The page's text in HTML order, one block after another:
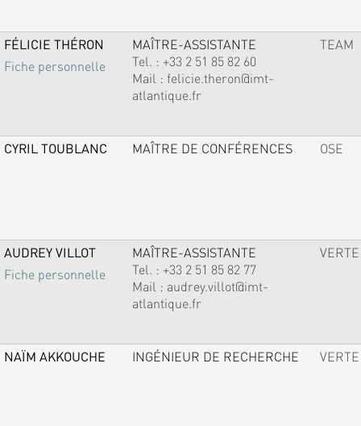
FÉLICIE THÉRON
Fiche personnelle
MAÎTRE-ASSISTANTE
Tel. : +33 2 51 85 82 60
Mail : felicie.theron@imt-
atlantique.fr
TEAM
CYRIL TOUBLANC MAÎTRE DE CONFÉRENCES OSE
AUDREY VILLOT
Fiche personnelle
MAÎTRE-ASSISTANTE
Tel. : +33 2 51 85 82 77
Mail : audrey.villot@imt-
atlantique.fr
VERTE
NAÏM AKKOUCHE INGÉNIEUR DE RECHERCHE VERTE